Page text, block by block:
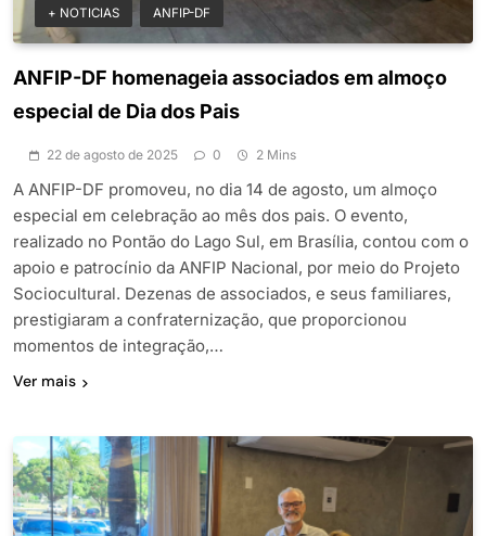
+ NOTICIAS ANFIP-DF
ANFIP-DF homenageia associados em almoço
especial de Dia dos Pais
22 de agosto de 2025 0 2 Mins
A ANFIP-DF promoveu, no dia 14 de agosto, um almoço
especial em celebração ao mês dos pais. O evento,
realizado no Pontão do Lago Sul, em Brasília, contou com o
apoio e patrocínio da ANFIP Nacional, por meio do Projeto
Sociocultural. Dezenas de associados, e seus familiares,
prestigiaram a confraternização, que proporcionou
momentos de integração,…
Ver mais